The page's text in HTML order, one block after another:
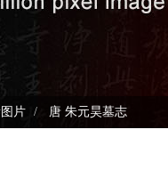
片 唐 朱元昊墓志